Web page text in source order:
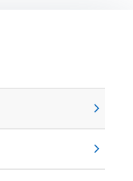
chevron_right
chevron_right